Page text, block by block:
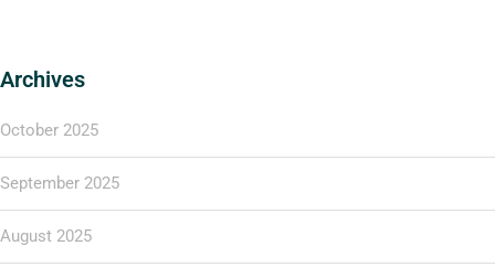
Archives
October 2025
September 2025
August 2025